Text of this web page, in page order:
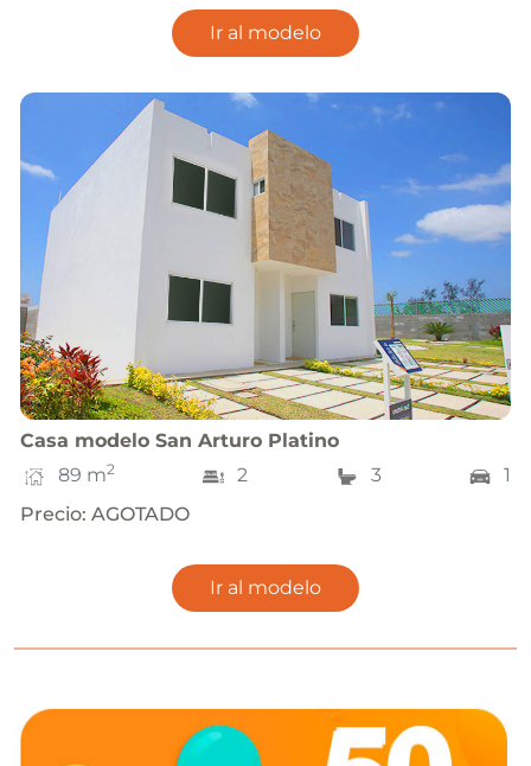
Ir al modelo
Casa modelo San Arturo Platino
89 m2 2 3
1
Precio: AGOTADO
Ir al modelo